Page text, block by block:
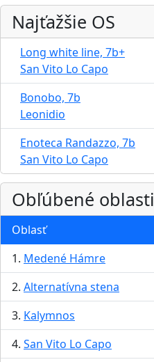
Najťažšie OS
Long white line, 7b+
San Vito Lo Capo
Bonobo, 7b
Leonidio
Enoteca Randazzo, 7b
San Vito Lo Capo
Obľúbené oblasti
Oblasť
1. Medené Hámre
2. Alternatívna stena
3. Kalymnos
4. San Vito Lo Capo